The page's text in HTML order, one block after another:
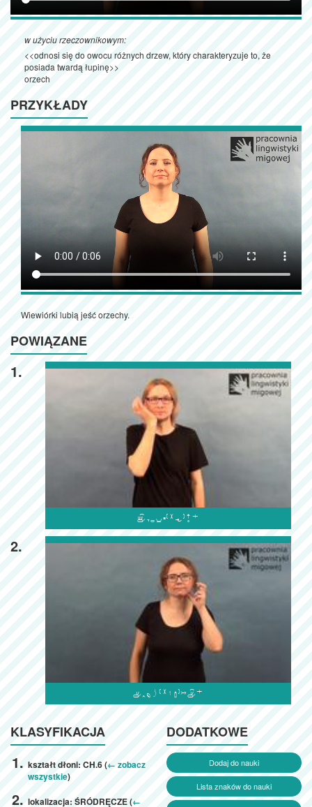
w użyciu rzeczownikowym:
<<odnosi się do owocu różnych drzew, który charakteryzuje to, że
posiada twardą łupinę>>
orzech
PRZYKŁADY
Wiewiórki lubią jeść orzechy.
POWIĄZANE
1.

2.

KLASYFIKACJA
kształt dłoni: CH.6 (← zobacz
wszystkie)
lokalizacja: ŚRÓDRĘCZE (←
DODATKOWE
Dodaj do nauki
Lista znaków do nauki